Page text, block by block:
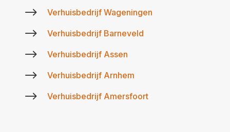
$ Verhuisbedrijf Wageningen
$ Verhuisbedrijf Barneveld
$ Verhuisbedrijf Assen
$ Verhuisbedrijf Arnhem
$ Verhuisbedrijf Amersfoort